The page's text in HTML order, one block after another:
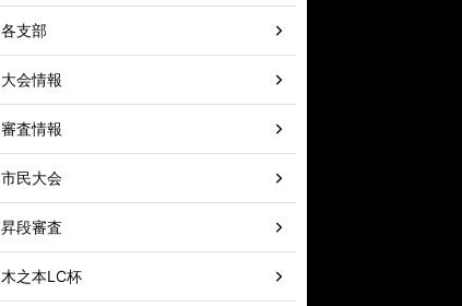
各支部
大会情報
審査情報
市民大会
昇段審査
木之本LC杯